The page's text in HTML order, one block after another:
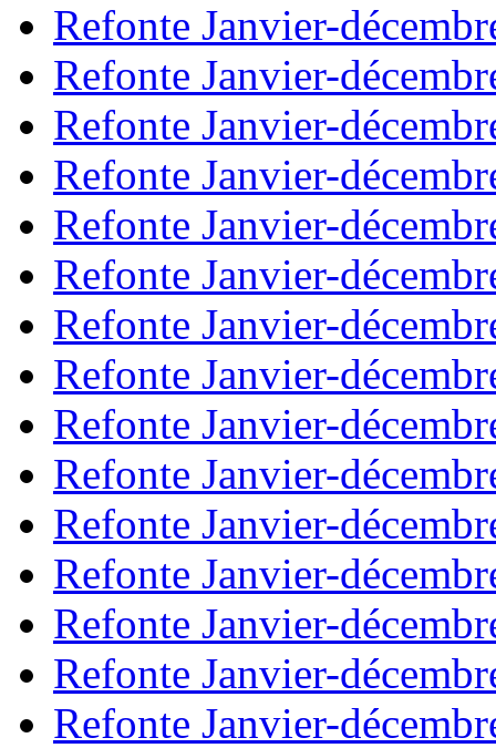
Refonte Janvier-
Refonte Janvier-
Refonte Janvier-
Refonte Janvier-
Refonte Janvier-
Refonte Janvier-
Refonte Janvier-
Refonte Janvier-
Refonte Janvier-
Refonte Janvier-
Refonte Janvier-
Refonte Janvier-
Refonte Janvier-
Refonte Janvier-
Refonte Janvier-